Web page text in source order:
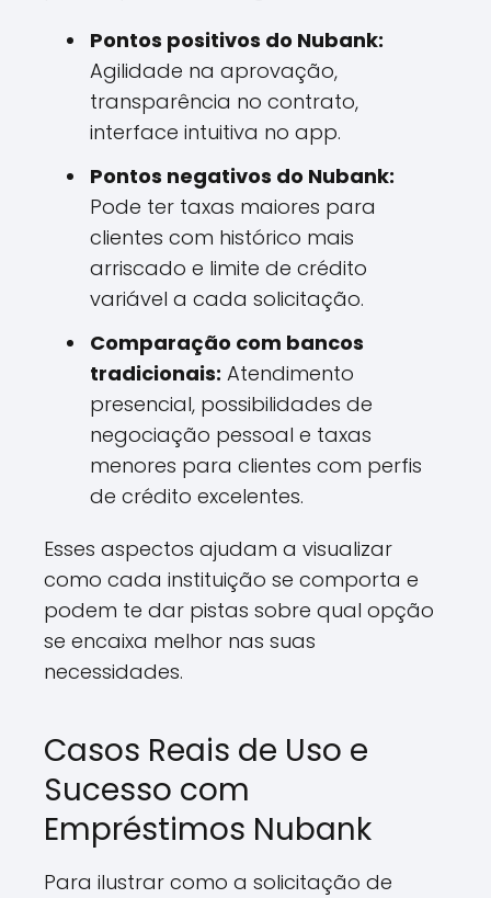
Pontos positivos do Nubank:
Agilidade na aprovação,
transparência no contrato,
interface intuitiva no app.
Pontos negativos do Nubank:
Pode ter taxas maiores para
clientes com histórico mais
arriscado e limite de crédito
variável a cada solicitação.
Comparação com bancos
tradicionais: Atendimento
presencial, possibilidades de
negociação pessoal e taxas
menores para clientes com perfis
de crédito excelentes.
Esses aspectos ajudam a visualizar
como cada instituição se comporta e
podem te dar pistas sobre qual opção
se encaixa melhor nas suas
necessidades.
Casos Reais de Uso e
Sucesso com
Empréstimos Nubank
Para ilustrar como a solicitação de